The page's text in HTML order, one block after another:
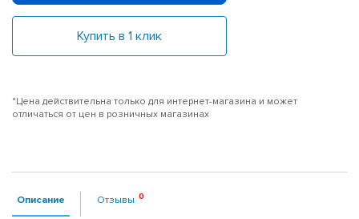
Купить в 1 клик
*Цена действительна только для интернет-магазина и может
отличаться от цен в розничных магазинах
Описание Отзывы